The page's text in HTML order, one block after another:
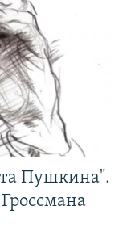
Пушкина".